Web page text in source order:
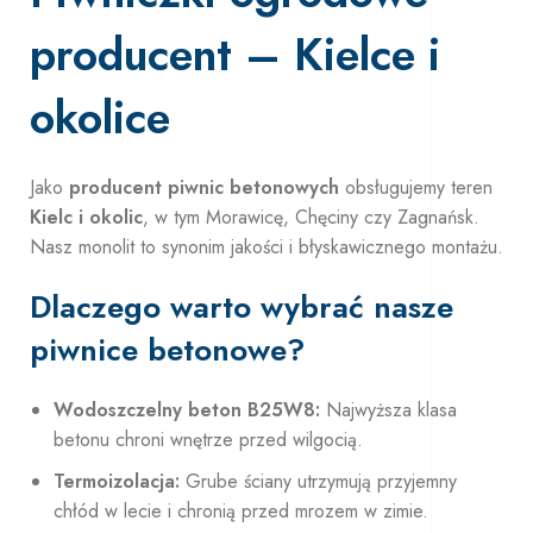
producent – Kielce i
okolice
Jako producent piwnic betonowych obsługujemy teren
Kielc i okolic, w tym Morawicę, Chęciny czy Zagnańsk.
Nasz monolit to synonim jakości i błyskawicznego montażu.
Dlaczego warto wybrać nasze
piwnice betonowe?
Wodoszczelny beton B25W8: Najwyższa klasa
betonu chroni wnętrze przed wilgocią.
Termoizolacja: Grube ściany utrzymują przyjemny
chłód w lecie i chronią przed mrozem w zimie.